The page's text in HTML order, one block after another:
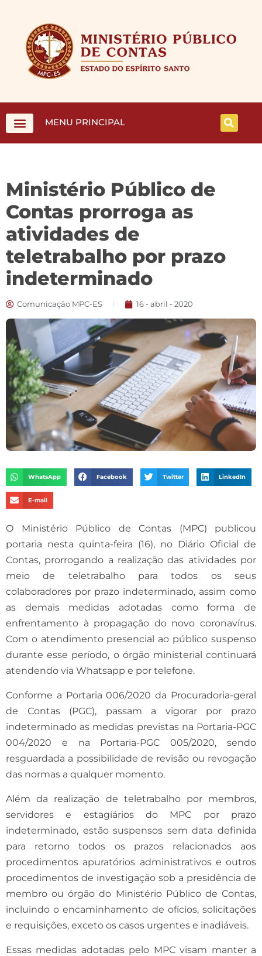
MENU PRINCIPAL
Ministério Público de
Contas prorroga as
atividades de
teletrabalho por prazo
indeterminado
Comunicação MPC-ES 16 - abril - 2020
WhatsApp Facebook Twitter LinkedIn
E-mail
O Ministério Público de Contas (MPC) publicou
portaria nesta quinta-feira (16), no Diário Oficial de
Contas, prorrogando a realização das atividades por
meio de teletrabalho para todos os seus
colaboradores por prazo indeterminado, assim como
as demais medidas adotadas como forma de
enfrentamento à propagação do novo coronavírus.
Com o atendimento presencial ao público suspenso
durante esse período, o órgão ministerial continuará
atendendo via Whatsapp e por telefone.
Conforme a Portaria 006/2020 da Procuradoria-geral
de Contas (PGC), passam a vigorar por prazo
indeterminado as medidas previstas na Portaria-PGC
004/2020 e na Portaria-PGC 005/2020, sendo
resguardada a possibilidade de revisão ou revogação
das normas a qualquer momento.
Além da realização de teletrabalho por membros,
servidores e estagiários do MPC por prazo
indeterminado, estão suspensos sem data definida
para retorno todos os prazos relacionados aos
procedimentos apuratórios administrativos e outros
procedimentos de investigação sob a presidência de
membro ou órgão do Ministério Público de Contas,
incluindo o encaminhamento de ofícios, solicitações
e requisições, exceto os casos urgentes e inadiáveis.
Essas medidas adotadas pelo MPC visam manter a